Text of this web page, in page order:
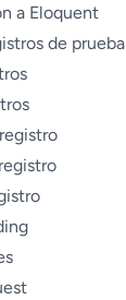
a Eloquent
de prueba